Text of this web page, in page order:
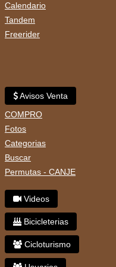
Calendario
Tandem
Freerider
Avisos Venta
COMPRO
Fotos
Categorias
Buscar
Permutas - CANJE
Videos
Bicicleterias
Cicloturismo